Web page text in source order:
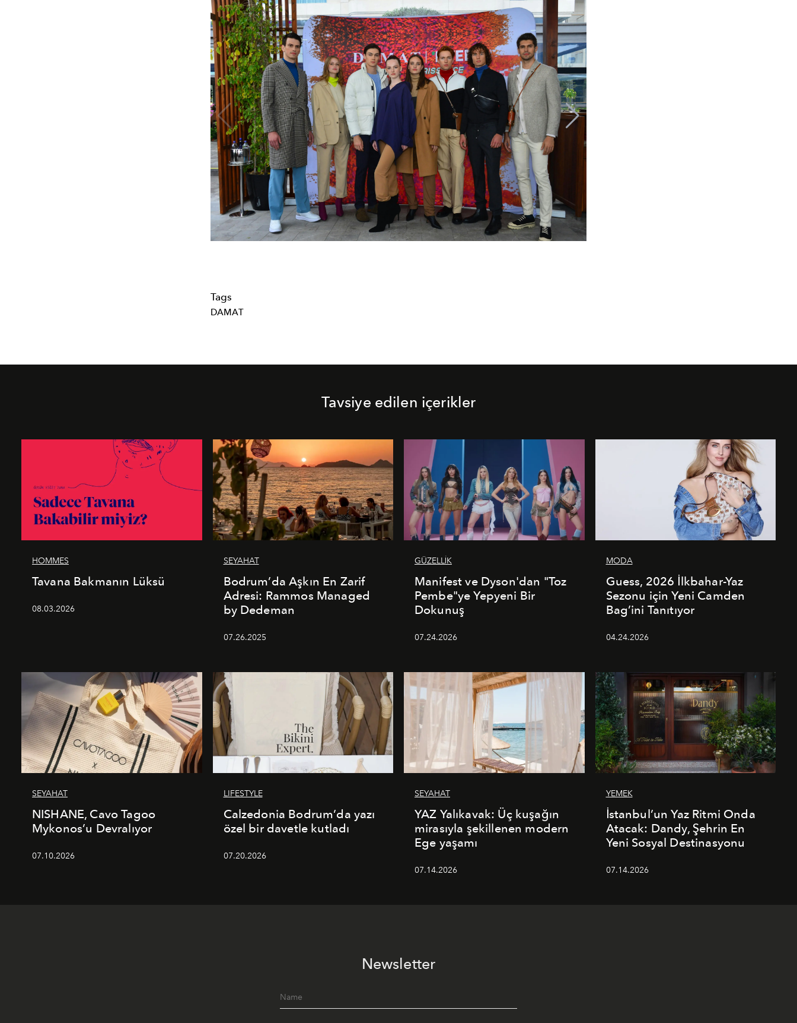
Tags
DAMAT
Tavsiye edilen içerikler
HOMMES
Tavana Bakmanın Lüksü
08.03.2026
SEYAHAT
Bodrum’da Aşkın En Zarif
Adresi: Rammos Managed
by Dedeman
07.26.2025
GÜZELLİK
Manifest ve Dyson'dan "Toz
Pembe"ye Yepyeni Bir
Dokunuş
07.24.2026
MODA
Guess, 2026 İlkbahar-Yaz
Sezonu için Yeni Camden
Bag’ini Tanıtıyor
04.24.2026
SEYAHAT
NISHANE, Cavo Tagoo
Mykonos’u Devralıyor
07.10.2026
LIFESTYLE
Calzedonia Bodrum’da yazı
özel bir davetle kutladı
07.20.2026
SEYAHAT
YAZ Yalıkavak: Üç kuşağın
mirasıyla şekillenen modern
Ege yaşamı
07.14.2026
YEMEK
İstanbul’un Yaz Ritmi Onda
Atacak: Dandy, Şehrin En
Yeni Sosyal Destinasyonu
07.14.2026
Newsletter